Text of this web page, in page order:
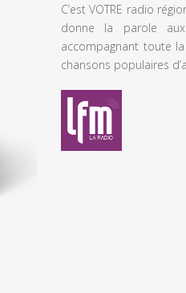
C’est VOTRE radio
donne la parole
accompagnant toute
chansons populaires